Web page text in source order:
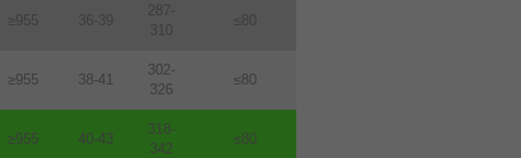
≥955 36-39
287-
310
≤80
≥955 38-41
302-
326
≤80
≥955 40-43
318-
342
≤80